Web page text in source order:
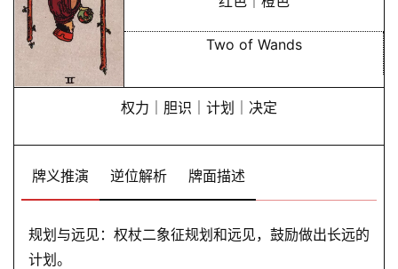
Two of Wands
权力｜胆识｜计划｜决定
牌义推演 逆位解析 牌面描述
规划与远见：权杖二象征规划和远见，鼓励做出长远的
计划。